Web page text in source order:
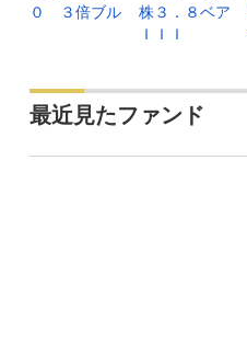
０ ３倍ブル
株３．８ベア
ＩＩＩ
最近見たファンド